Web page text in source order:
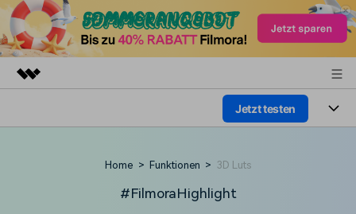
Jetzt testen
Home > Funktionen > 3D Luts
#FilmoraHighlight